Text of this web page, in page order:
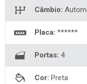
Câmbio:
Placa: ******
Portas: 4
Cor: Preta